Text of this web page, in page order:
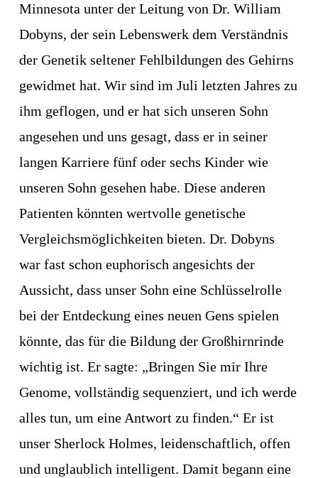
Minnesota unter der Leitung von Dr. William
Dobyns, der sein Lebenswerk dem Verständnis
der Genetik seltener Fehlbildungen des Gehirns
gewidmet hat. Wir sind im Juli letzten Jahres zu
ihm geflogen, und er hat sich unseren Sohn
angesehen und uns gesagt, dass er in seiner
langen Karriere fünf oder sechs Kinder wie
unseren Sohn gesehen habe. Diese anderen
Patienten könnten wertvolle genetische
Vergleichsmöglichkeiten bieten. Dr. Dobyns
war fast schon euphorisch angesichts der
Aussicht, dass unser Sohn eine Schlüsselrolle
bei der Entdeckung eines neuen Gens spielen
könnte, das für die Bildung der Großhirnrinde
wichtig ist. Er sagte: „Bringen Sie mir Ihre
Genome, vollständig sequenziert, und ich werde
alles tun, um eine Antwort zu finden.“ Er ist
unser Sherlock Holmes, leidenschaftlich, offen
und unglaublich intelligent. Damit begann eine